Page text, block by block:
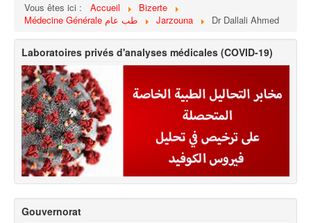
Vous êtes ici : Accueil
Bizerte
Médecine Générale طب عام
Jarzouna Dr Dallali Ahmed
Laboratoires privés d'analyses médicales (COVID-19)
Gouvernorat